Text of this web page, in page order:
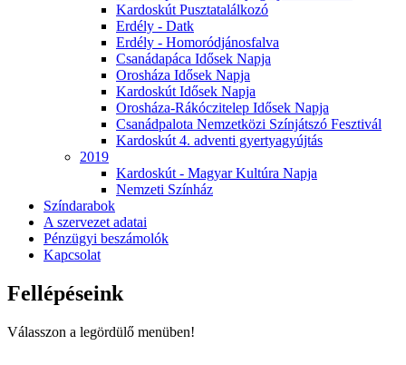
Kardoskút Pusztatalálkozó
Erdély - Datk
Erdély - Homoródjánosfalva
Csanádapáca Idősek Napja
Orosháza Idősek Napja
Kardoskút Idősek Napja
Orosháza-Rákóczitelep Idősek Napja
Csanádpalota Nemzetközi Színjátszó Fesztivál
Kardoskút 4. adventi gyertyagyújtás
2019
Kardoskút - Magyar Kultúra Napja
Nemzeti Színház
Színdarabok
A szervezet adatai
Pénzügyi beszámolók
Kapcsolat
Fellépéseink
Válasszon a legördülő menüben!